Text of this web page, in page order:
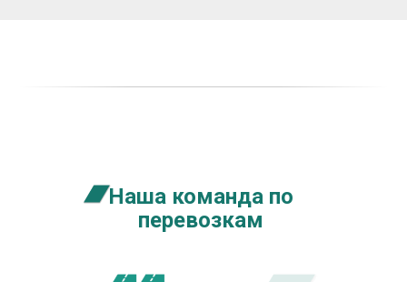
Наша команда по
перевозкам